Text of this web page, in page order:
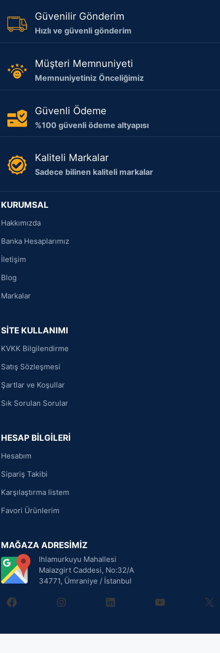
Güvenilir Gönderim
Hızlı ve güvenli gönderim
Müşteri Memnuniyeti
Memnuniyetiniz Önceliğimiz
Güvenli Ödeme
%100 güvenli ödeme altyapısı
Kaliteli Markalar
Sadece bilinen kaliteli markalar
KURUMSAL
Hakkımızda
Banka Hesaplarımız
İletişim
Blog
Markalar
SİTE KULLANIMI
KVKK Bilgilendirme
Satış Sözleşmesi
Şartlar ve Koşullar
Sık Sorulan Sorular
HESAP BİLGİLERİ
Hesabım
Sipariş Takibi
Karşılaştırma listem
Favori Ürünlerim
MAĞAZA ADRESİMİZ
Ihlamurkuyu Mahallesi
Malazgirt Caddesi, No:32/A
34771, Ümraniye / İstanbul
facebookinstagramlinkedin youtube X